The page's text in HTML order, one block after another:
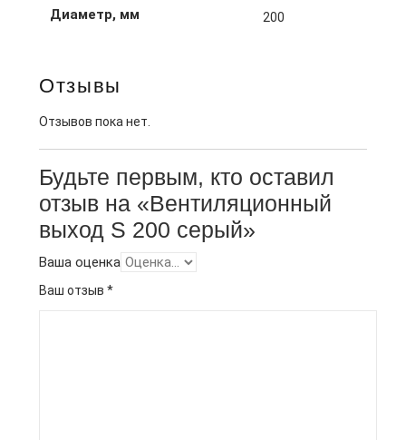
Диаметр, мм 200
Отзывы
Отзывов пока нет.
Будьте первым, кто оставил
отзыв на «Вентиляционный
выход S 200 серый»
Ваша оценка
Ваш отзыв *